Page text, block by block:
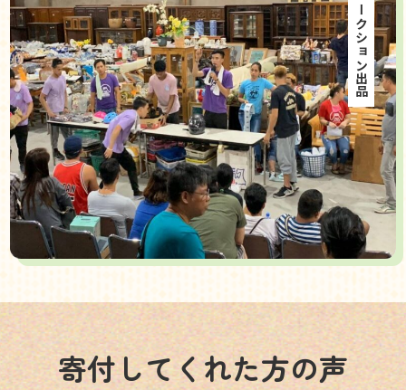
海外オークション出品
寄付してくれた方の声